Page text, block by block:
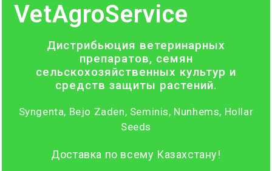
VetAgroService
Дистрибьюция ветеринарных
препаратов, семян
сельскохозяйственных культур и
средств защиты растений.
Syngenta, Bejo Zaden, Seminis, Nunhems, Hollar
Seeds
Доставка по всему Казахстану!